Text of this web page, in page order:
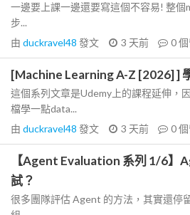
一邊要上課一邊還要寫這個不容易! 整個
步...
由 duckravel48 發文 3 天前 0
[Machine Learning A-Z [2026] ]
這個系列文章是Udemy上的課程延伸，
檔學一點data...
由 duckravel48 發文 3 天前 0
【Agent Evaluation 系列 1/6】
試？
很多團隊評估 Agent 的方法，其實還停